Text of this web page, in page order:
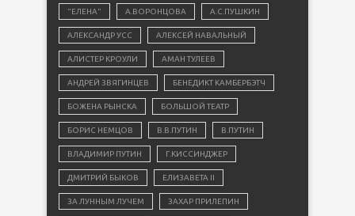
"ЕЛЕНА" А.ВОРОНЦОВА А.С.ПУШКИН
АЛЕКСАНДР УСС АЛЕКСЕЙ НАВАЛЬНЫЙ
АЛИСТЕР КРОУЛИ АМАН ТУЛЕЕВ
АНДРЕЙ ЗВЯГИНЦЕВ БЕНЕДИКТ КАМБЕРБЭТЧ
БОЖЕНА РЫНСКА БОЛЬШОЙ ТЕАТР
БОРИС НЕМЦОВ В.В.ПУТИН В.ПУТИН
ВЛАДИМИР ПУТИН Г.КИССИНДЖЕР
ДМИТРИЙ БЫКОВ ЕЛИЗАВЕТА II
ЗА ЛУННЫМ ЛУЧЕМ ЗАХАР ПРИЛЕПИН